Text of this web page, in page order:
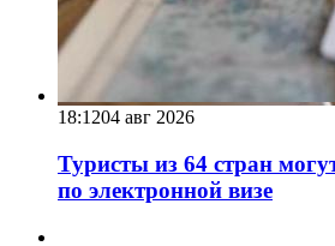
18:1204 авг 2026
Туристы из 64 стран
по электронной визе